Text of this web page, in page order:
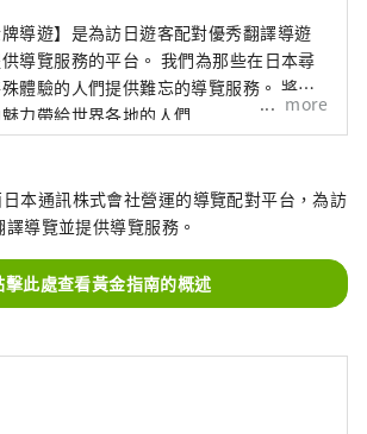
牌導遊】是為訪日遊客配對優秀翻譯導遊
導覽服務的平台。 我們為那些在日本尋
體驗的人們提供難忘的導覽服務。 將日
力帶給世界各地的人們
more
本通訊株式會社營運的導覽配對平台，為訪
導覽並提供導覽服務。
擊此處查看黃金指南的概述